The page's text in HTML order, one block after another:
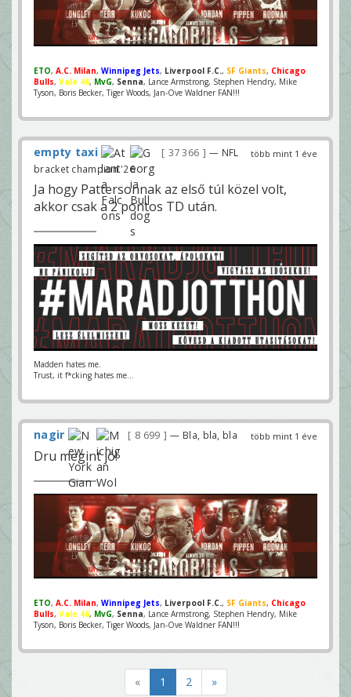
ETO, A.C. Milan, Winnipeg Jets, Liverpool F.C., SF Giants, Chicago
Bulls, Vale 46, MvG, Senna, Lance Armstrong, Stephen Hendry, Mike
Tyson, Boris Becker, Tiger Woods, Jan-Ove Waldner FAN!!!
több mint 1 éve
empty taxi 37 366
— NFL
bracket champion '26
Ja hogy Pattersonnak az első túl közel volt,
akkor csak a 2 pontos TD után.
Madden hates me.
Trust, it f*cking hates me...
több mint 1 éve
nagir 8 699 — Bla, bla, bla
Dru megint jó!
ETO, A.C. Milan, Winnipeg Jets, Liverpool F.C., SF Giants, Chicago
Bulls, Vale 46, MvG, Senna, Lance Armstrong, Stephen Hendry, Mike
Tyson, Boris Becker, Tiger Woods, Jan-Ove Waldner FAN!!!
« 1 2 »